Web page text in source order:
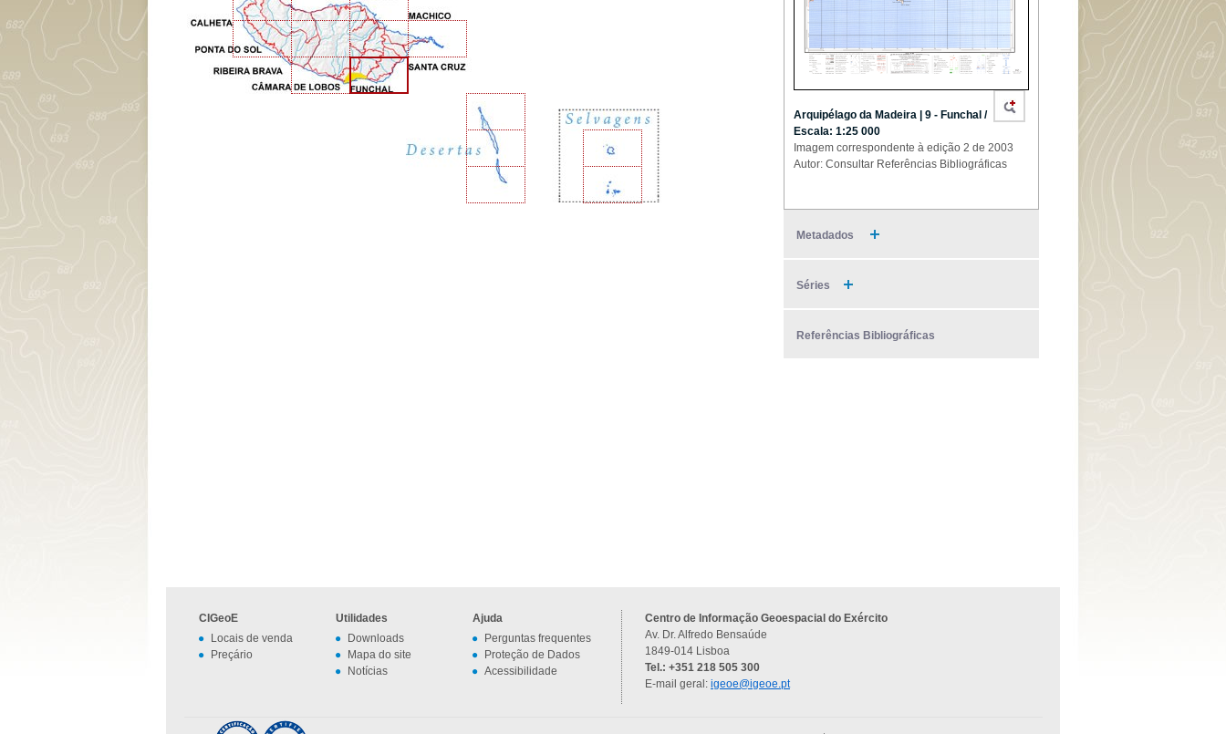
Arquipélago da Madeira | 9 - Funchal /
Escala: 1:25 000
Imagem correspondente à edição 2 de 2003
Autor: Consultar Referências Bibliográficas
Metadados
Séries
Referências Bibliográficas
CIGeoE
Locais de venda
Preçário
Utilidades
Downloads
Mapa do site
Notícias
Ajuda
Perguntas frequentes
Proteção de Dados
Acessibilidade
Centro de Informação Geoespacial do Exército
Av. Dr. Alfredo Bensaúde
1849-014 Lisboa
Tel.: +351 218 505 300
E-mail geral: igeoe@igeoe.pt